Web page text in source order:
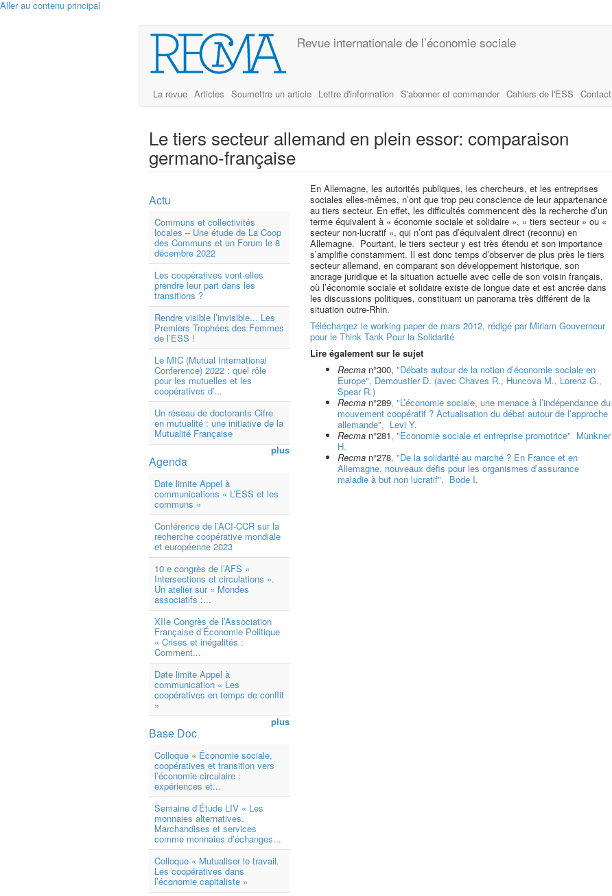
Aller au contenu principal
Revue internationale de l’économie sociale
La revue Articles Soumettre un article Lettre d'information S'abonner et commander Cahiers de l'ESS Contact
Le tiers secteur allemand en plein essor: comparaison
germano-française
Actu
Communs et collectivités
locales – Une étude de La Coop
des Communs et un Forum le 8
décembre 2022
Les coopératives vont-elles
prendre leur part dans les
transitions ?
Rendre visible l’invisible... Les
Premiers Trophées des Femmes
de l’ESS !
Le MIC (Mutual International
Conference) 2022 : quel rôle
pour les mutuelles et les
coopératives d’...
Un réseau de doctorants Cifre
en mutualité : une initiative de la
Mutualité Française
plus
Agenda
Date limite Appel à
communications « L’ESS et les
communs »
Conférence de l’ACI-CCR sur la
recherche coopérative mondiale
et européenne 2023
10 e congrès de l’AFS «
Intersections et circulations ».
Un atelier sur « Mondes
associatifs :...
XIIe Congrès de l’Association
Française d’Économie Politique
« Crises et inégalités :
Comment...
Date limite Appel à
communication « Les
coopératives en temps de conflit
»
plus
Base Doc
Colloque « Économie sociale,
coopératives et transition vers
l’économie circulaire :
expériences et...
Semaine d’Étude LIV « Les
monnaies alternatives.
Marchandises et services
comme monnaies d’échanges...
Colloque « Mutualiser le travail.
Les coopératives dans
l’économie capitaliste »
En Allemagne, les autorités publiques, les chercheurs, et les entreprises
sociales elles-mêmes, n’ont que trop peu conscience de leur appartenance
au tiers secteur. En effet, les difficultés commencent dès la recherche d’un
terme équivalent à « économie sociale et solidaire », « tiers secteur » ou «
secteur non-lucratif », qui n’ont pas d’équivalent direct (reconnu) en
Allemagne. Pourtant, le tiers secteur y est très étendu et son importance
s’amplifie constamment. Il est donc temps d’observer de plus près le tiers
secteur allemand, en comparant son développement historique, son
ancrage juridique et la situation actuelle avec celle de son voisin français,
où l’économie sociale et solidaire existe de longue date et est ancrée dans
les discussions politiques, constituant un panorama très différent de la
situation outre-Rhin.
Téléchargez le working paper de mars 2012, rédigé par Miriam Gouverneur
pour le Think Tank Pour la Solidarité
Lire également sur le sujet
Recma n°300, "Débats autour de la notion d’économie sociale en
Europe", Demoustier D. (avec Chaves R., Huncova M., Lorenz G.,
Spear R.)
Recma n°289, "L’économie sociale, une menace à l’indépendance du
mouvement coopératif ? Actualisation du débat autour de l’approche
allemande", Levi Y.
Recma n°281, "Economie sociale et entreprise promotrice" Münkner
H.
Recma n°278, "De la solidarité au marché ? En France et en
Allemagne, nouveaux défis pour les organismes d’assurance
maladie à but non lucratif", Bode I.